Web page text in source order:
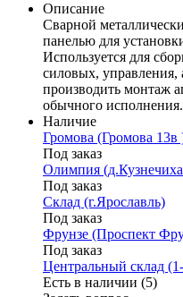
Описание
Сварной
панелью для
Используется для
силовых, управления,
производить монтаж
обычного исполнения.
Наличие
Громова (Громова 13в
Под заказ
Олимпия
Под заказ
Склад (г.Ярославль)
Под заказ
Фрунзе (Проспект
Под заказ
Центральный склад
Есть в наличии (5)